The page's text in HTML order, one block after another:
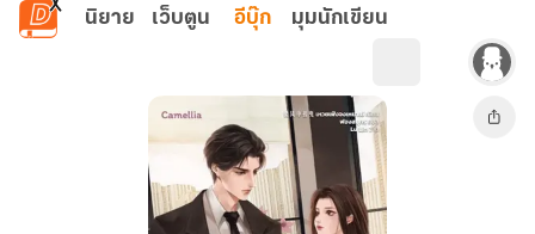
ข้ามไปยังเนื้อหาหลัก
นิยาย เว็บตูน อีบุ๊ก มุมนักเขียน